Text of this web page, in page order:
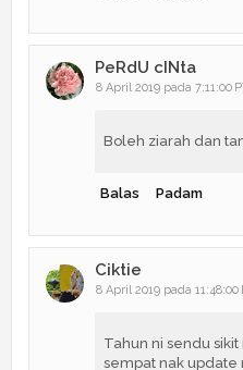
PeRdU cINta
8 April 2019 pada 7:11:00
Boleh ziarah dan
Balas Padam
Ciktie
8 April 2019 pada 11:48:00
Tahun ni sendu
sempat nak update